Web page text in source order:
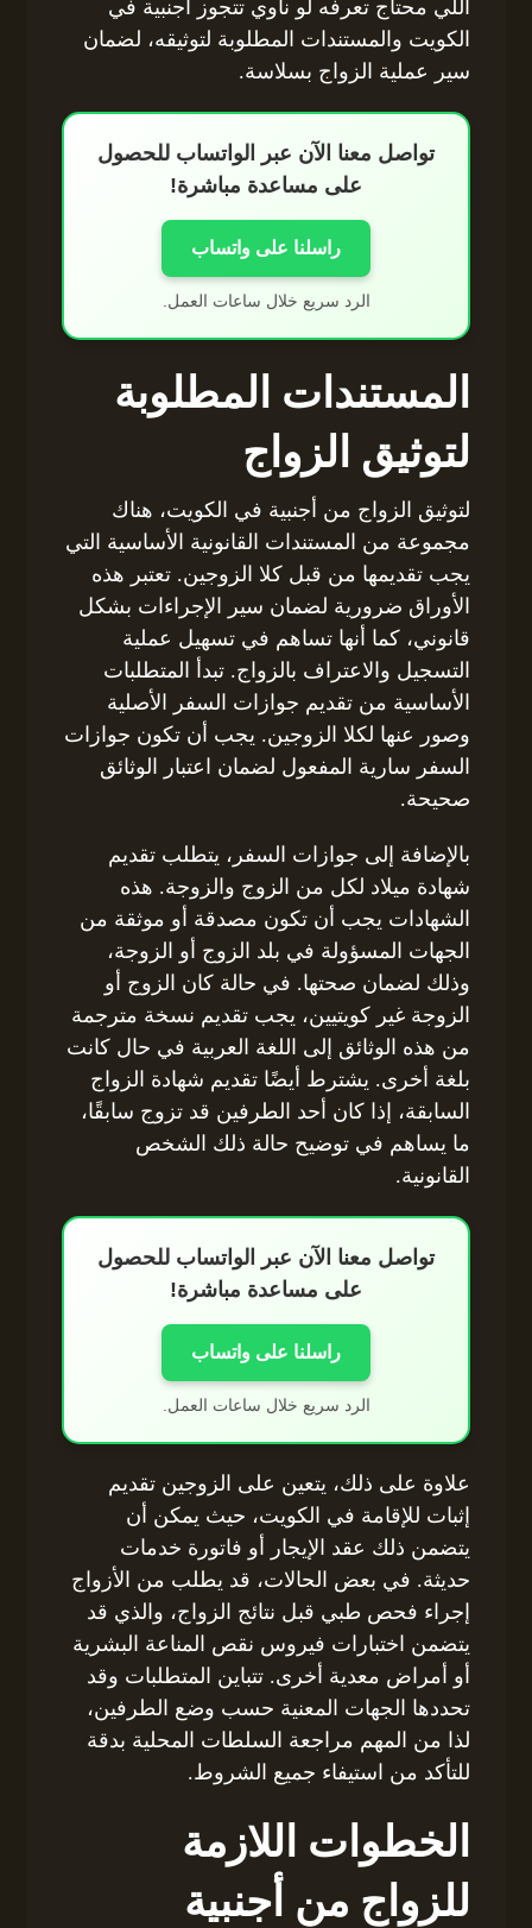
اللي محتاج تعرفه لو ناوي تتجوز أجنبية في
الكويت والمستندات المطلوبة لتوثيقه، لضمان
سير عملية الزواج بسلاسة.
تواصل معنا الآن عبر الواتساب للحصول
على مساعدة مباشرة!
راسلنا على واتساب
الرد سريع خلال ساعات العمل.
المستندات المطلوبة
لتوثيق الزواج
لتوثيق الزواج من أجنبية في الكويت، هناك
مجموعة من المستندات القانونية الأساسية التي
يجب تقديمها من قبل كلا الزوجين. تعتبر هذه
الأوراق ضرورية لضمان سير الإجراءات بشكل
قانوني، كما أنها تساهم في تسهيل عملية
التسجيل والاعتراف بالزواج. تبدأ المتطلبات
الأساسية من تقديم جوازات السفر الأصلية
وصور عنها لكلا الزوجين. يجب أن تكون جوازات
السفر سارية المفعول لضمان اعتبار الوثائق
صحيحة.
بالإضافة إلى جوازات السفر، يتطلب تقديم
شهادة ميلاد لكل من الزوج والزوجة. هذه
الشهادات يجب أن تكون مصدقة أو موثقة من
الجهات المسؤولة في بلد الزوج أو الزوجة،
وذلك لضمان صحتها. في حالة كان الزوج أو
الزوجة غير كويتيين، يجب تقديم نسخة مترجمة
من هذه الوثائق إلى اللغة العربية في حال كانت
بلغة أخرى. يشترط أيضًا تقديم شهادة الزواج
السابقة، إذا كان أحد الطرفين قد تزوج سابقًا،
ما يساهم في توضيح حالة ذلك الشخص
القانونية.
تواصل معنا الآن عبر الواتساب للحصول
على مساعدة مباشرة!
راسلنا على واتساب
الرد سريع خلال ساعات العمل.
علاوة على ذلك، يتعين على الزوجين تقديم
إثبات للإقامة في الكويت، حيث يمكن أن
يتضمن ذلك عقد الإيجار أو فاتورة خدمات
حديثة. في بعض الحالات، قد يطلب من الأزواج
إجراء فحص طبي قبل نتائج الزواج، والذي قد
يتضمن اختبارات فيروس نقص المناعة البشرية
أو أمراض معدية أخرى. تتباين المتطلبات وقد
تحددها الجهات المعنية حسب وضع الطرفين،
لذا من المهم مراجعة السلطات المحلية بدقة
للتأكد من استيفاء جميع الشروط.
الخطوات اللازمة
للزواج من أجنبية